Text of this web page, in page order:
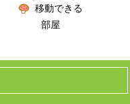
移動できる
部屋